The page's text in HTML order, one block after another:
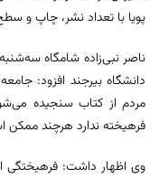
پویا با تعداد نشر، چاپ و
ناصر نبی‌زاده شامگاه
دانشگاه بیرجند افزود:
مردم از کتاب سنجیده
فرهیخته ندارد هرچند
وی اظهار داشت: فرهیختگی